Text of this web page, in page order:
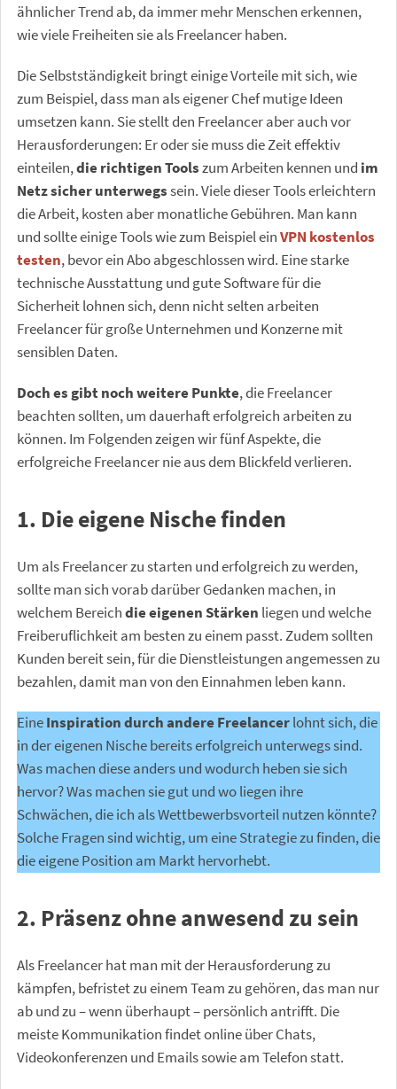
ähnlicher Trend ab, da immer mehr Menschen erkennen,
wie viele Freiheiten sie als Freelancer haben.
Die Selbstständigkeit bringt einige Vorteile mit sich, wie
zum Beispiel, dass man als eigener Chef mutige Ideen
umsetzen kann. Sie stellt den Freelancer aber auch vor
Herausforderungen: Er oder sie muss die Zeit effektiv
einteilen,die richtigen Toolszum Arbeiten kennen und im
Netz sicher unterwegssein. Viele dieser Tools erleichtern
die Arbeit, kosten aber monatliche Gebühren. Man kann
und sollte einige Tools wie zum Beispiel einVPN kostenlos
testen, bevor ein Abo abgeschlossen wird. Eine starke
technische Ausstattung und gute Software für die
Sicherheit lohnen sich, denn nicht selten arbeiten
Freelancer für große Unternehmen und Konzerne mit
sensiblen Daten.
Doch es gibt noch weitere Punkte, die Freelancer
beachten sollten, um dauerhaft erfolgreich arbeiten zu
können. Im Folgenden zeigen wir fünf Aspekte, die
erfolgreiche Freelancer nie aus dem Blickfeld verlieren.
1. Die eigene Nische finden
Um als Freelancer zu starten und erfolgreich zu werden,
sollte man sich vorab darüber Gedanken machen, in
welchem Bereichdie eigenen Stärken liegen und welche
Freiberuflichkeit am besten zu einem passt. Zudem sollten
Kunden bereit sein, für die Dienstleistungen angemessen zu
bezahlen, damit man von den Einnahmen leben kann.
EineInspiration durch andere Freelancerlohnt sich, die
in der eigenen Nische bereits erfolgreich unterwegs sind.
Was machen diese anders und wodurch heben sie sich
hervor? Was machen sie gut und wo liegen ihre
Schwächen, die ich als Wettbewerbsvorteil nutzen könnte?
Solche Fragen sind wichtig, um eine Strategie zu finden, die
die eigene Position am Markt hervorhebt.
2. Präsenz ohne anwesend zu sein
Als Freelancer hat man mit der Herausforderung zu
kämpfen, befristet zu einem Team zu gehören, das man nur
ab und zu – wenn überhaupt – persönlich antrifft. Die
meiste Kommunikation findet online über Chats,
Videokonferenzen und Emails sowie am Telefon statt.